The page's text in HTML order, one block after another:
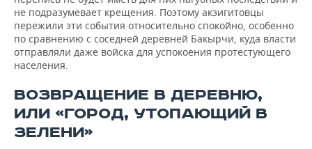
не подразумевает крещения. Поэтому акзигитовцы
пережили эти события относительно спокойно, особенно
по сравнению с соседней деревней Бакырчи, куда власти
отправляли даже войска для успокоения протестующего
населения.
ВОЗВРАЩЕНИЕ В ДЕРЕВНЮ,
ИЛИ «ГОРОД, УТОПАЮЩИЙ В
ЗЕЛЕНИ»